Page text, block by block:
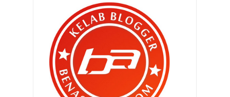
Oktober 2011(418)
►September 2011 (390)
►
Ogos 2011
►
Julai 2011
(396)
Jun 2011
(424)
►Mei 2011
▼ April 2011